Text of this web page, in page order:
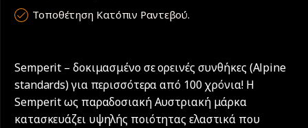
Τοποθέτηση Κατόπιν Ραντεβού.
Semperit – δοκιμασμένο σε ορεινές συνθήκες (Alpine
standards) για περισσότερα από 100 χρόνια! Η
Semperit ως παραδοσιακή Αυστριακή μάρκα
κατασκευάζει υψηλής ποιότητας ελαστικά που